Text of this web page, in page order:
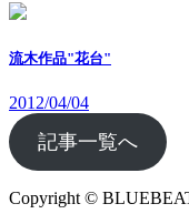
流木作品"花台"
2012/04/04
記事一覧へ
Copyright ©